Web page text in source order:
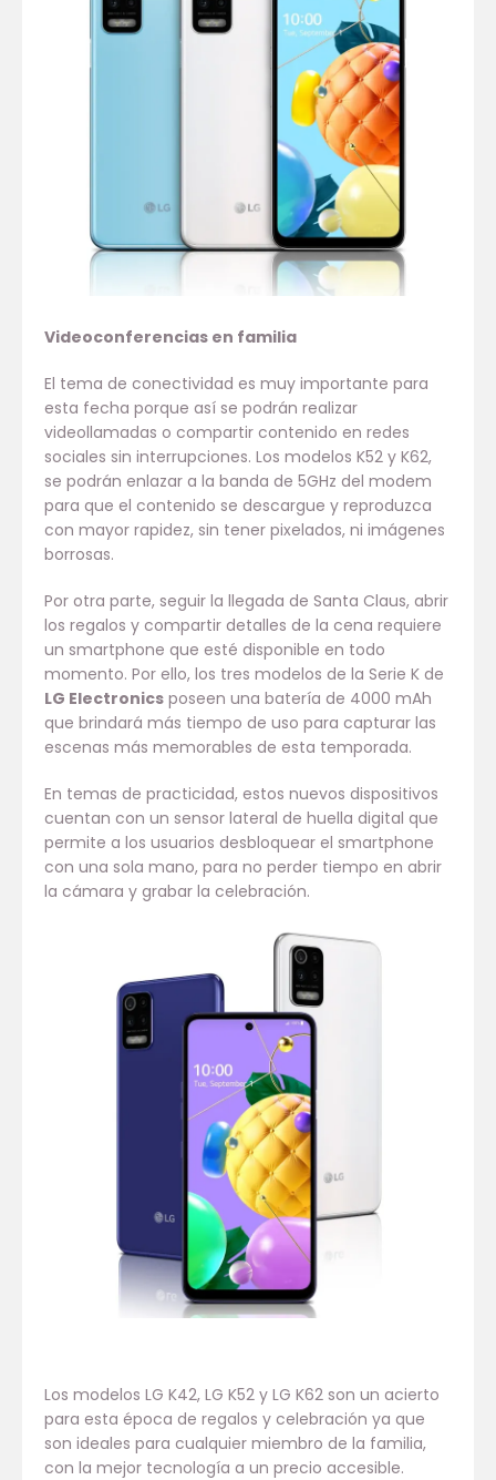
Videoconferencias en familia
El tema de conectividad es muy importante para
esta fecha porque así se podrán realizar
videollamadas o compartir contenido en redes
sociales sin interrupciones. Los modelos K52 y K62,
se podrán enlazar a la banda de 5GHz del modem
para que el contenido se descargue y reproduzca
con mayor rapidez, sin tener pixelados, ni imágenes
borrosas.
Por otra parte, seguir la llegada de Santa Claus, abrir
los regalos y compartir detalles de la cena requiere
un smartphone que esté disponible en todo
momento. Por ello, los tres modelos de la Serie K de
LG Electronics poseen una batería de 4000 mAh
que brindará más tiempo de uso para capturar las
escenas más memorables de esta temporada.
En temas de practicidad, estos nuevos dispositivos
cuentan con un sensor lateral de huella digital que
permite a los usuarios desbloquear el smartphone
con una sola mano, para no perder tiempo en abrir
la cámara y grabar la celebración.
Los modelos LG K42, LG K52 y LG K62 son un acierto
para esta época de regalos y celebración ya que
son ideales para cualquier miembro de la familia,
con la mejor tecnología a un precio accesible.